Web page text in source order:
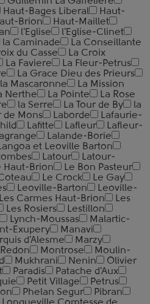
Haut-Bages Liberal
Haut-
Brion
Haut-Maillet
l'Eglise
l'Eglise-Clinet
la Caminade
La Conseillante
du Casse
La Croix
La Faviere
La Fleur-Petrus
La Grace Dieu des Prieurs
la Mascaronne
La Mission
Nerthe La Pointe
La Rose
la Serre La Tour de By
la
de Mons Laborde
Lafaurie-
Lafitte Lafleur
Lafleur-
Lalande-Borie
et Leoville Barton
Latour
Latour-
Haut-Brion
Le Bon Pasteur
Le Crock
Le Gay
Leoville-Barton
Leoville-
Les Carmes Haut-Brion
Les
Les Rosiers
Lestillon
Lynch-Moussas
Malartic-
Exupery
Manavi
d'Alesme
Marzy
Montrose
Moulin-
Mukhrani Nenin
Olivier
Paradis
Patache d'Aux
Petit Village
Petrus
Phelan Segur
Pibran